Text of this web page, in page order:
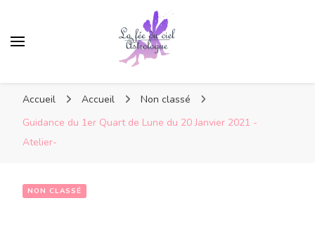
Accueil Accueil
Non classé
Guidance du 1er Quart de Lune du 20 Janvier 2021 -
Atelier-
NON CLASSÉ